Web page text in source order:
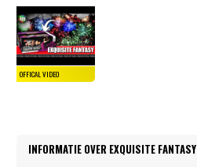
INFORMATIE OVER EXQUISITE FANTASY